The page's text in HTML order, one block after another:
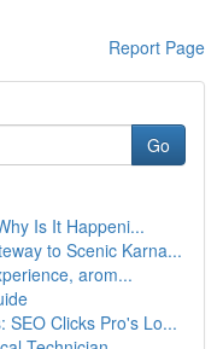
Report Page
Go
Is It Happeni...
to Scenic Karna...
arom...
SEO Clicks Pro's Lo...